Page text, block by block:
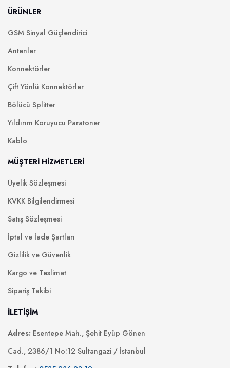
ÜRÜNLER
GSM Sinyal Güçlendirici
Antenler
Konnektörler
Çift Yönlü Konnektörler
Bölücü Splitter
Yıldırım Koruyucu Paratoner
Kablo
MÜŞTERİ HİZMETLERİ
Üyelik Sözleşmesi
KVKK Bilgilendirmesi
Satış Sözleşmesi
İptal ve İade Şartları
Gizlilik ve Güvenlik
Kargo ve Teslimat
Sipariş Takibi
İLETİŞİM
Adres: Esentepe Mah., Şehit Eyüp Gönen
Cad., 2386/1 No:12 Sultangazi / İstanbul